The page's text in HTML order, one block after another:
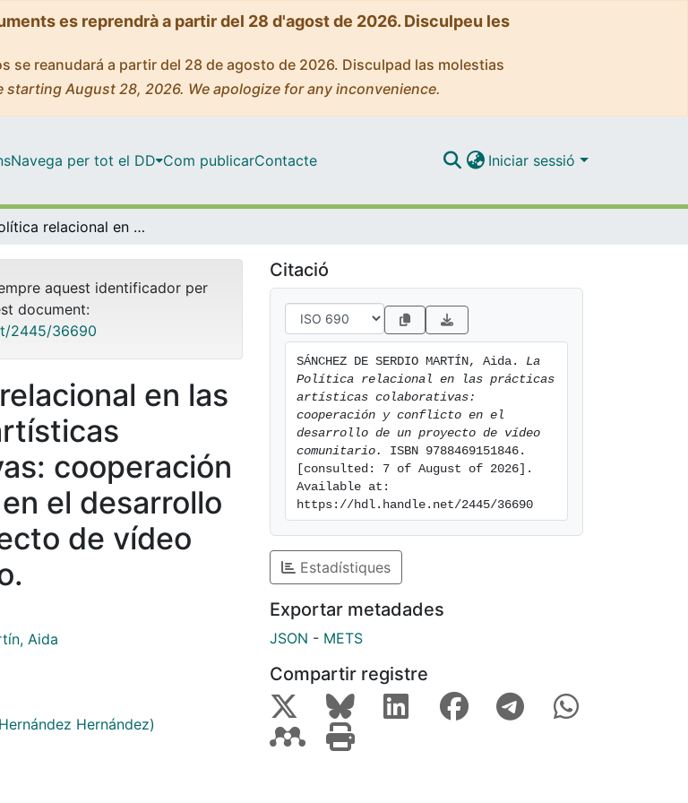
es reprendrà a partir del 28 d'agost de 2026. Disculpeu les
se reanudará a partir del 28 de agosto de 2026. Disculpad las molestias
August 28, 2026. We apologize for any inconvenience.
Navega per tot el DD Com publicarContacte Iniciar sessió
La Política relacional en las prácticas artísticas colaborativas: cooperación y conflicto en el desarrollo de un proyecto de vídeo comunitario.
aquest identificador per
document:
2445/36690
en las
cooperación
el desarrollo
de vídeo
Aida
Hernández)
Citació
SÁNCHEZ DE SERDIO MARTÍN, Aida. La
Política relacional en las prácticas
artísticas colaborativas:
cooperación y conflicto en el
desarrollo de un proyecto de vídeo
comunitario.
ISBN 9788469151846.
[consulted: 7 of August of 2026].
Available at:
https://hdl.handle.net/2445/36690
Estadístiques
Exportar metadades
JSON - METS
Compartir registre